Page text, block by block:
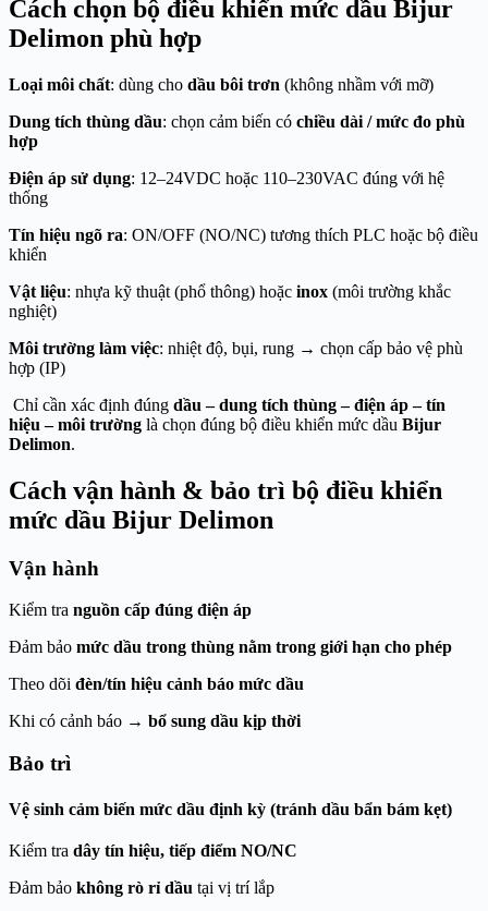
Cách chọn bộ điều khiển mức dầu Bijur
Delimon phù hợp
Loại môi chất: dùng cho dầu bôi trơn (không nhầm với mỡ)
Dung tích thùng dầu: chọn cảm biến có chiều dài / mức đo phù
hợp
Điện áp sử dụng: 12–24VDC hoặc 110–230VAC đúng với hệ
thống
Tín hiệu ngõ ra: ON/OFF (NO/NC) tương thích PLC hoặc bộ điều
khiển
Vật liệu: nhựa kỹ thuật (phổ thông) hoặc inox (môi trường khắc
nghiệt)
Môi trường làm việc: nhiệt độ, bụi, rung → chọn cấp bảo vệ phù
hợp (IP)
Chỉ cần xác định đúng dầu – dung tích thùng – điện áp – tín
hiệu – môi trường là chọn đúng bộ điều khiển mức dầu Bijur
Delimon.
Cách vận hành & bảo trì bộ điều khiển
mức dầu Bijur Delimon
Vận hành
Kiểm tra nguồn cấp đúng điện áp
Đảm bảo mức dầu trong thùng nằm trong giới hạn cho phép
Theo dõi đèn/tín hiệu cảnh báo mức dầu
Khi có cảnh báo → bổ sung dầu kịp thời
Bảo trì
Vệ sinh cảm biến mức dầu định kỳ (tránh dầu bẩn bám kẹt)
Kiểm tra dây tín hiệu, tiếp điểm NO/NC
Đảm bảo không rò rỉ dầu tại vị trí lắp